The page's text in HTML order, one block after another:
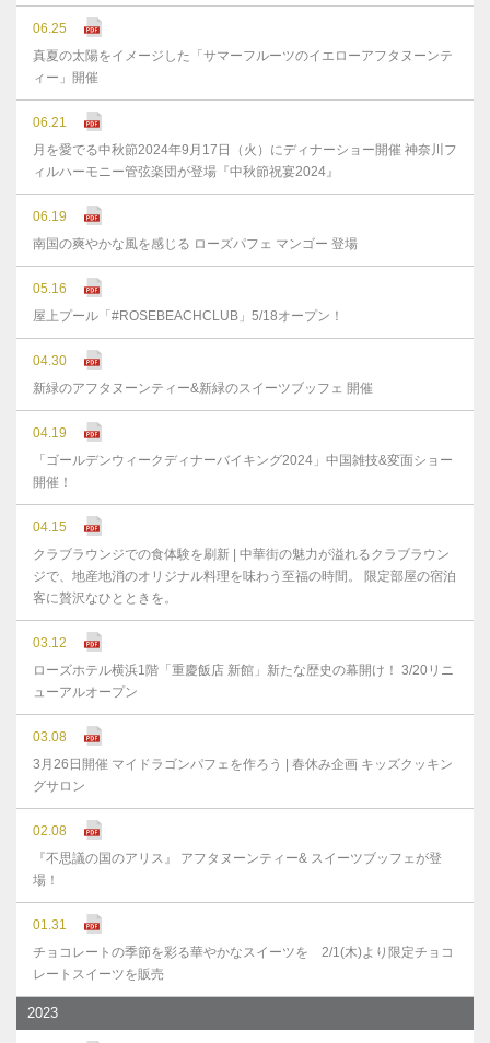
06.25
真夏の太陽をイメージした「サマーフルーツのイエローアフタヌーンテ
ィー」開催
06.21
月を愛でる中秋節2024年9月17日（火）にディナーショー開催 神奈川フ
ィルハーモニー管弦楽団が登場『中秋節祝宴2024』
06.19
南国の爽やかな風を感じる ローズパフェ マンゴー 登場
05.16
屋上プール「#ROSEBEACHCLUB」5/18オープン！
04.30
新緑のアフタヌーンティー&新緑のスイーツブッフェ 開催
04.19
「ゴールデンウィークディナーバイキング2024」中国雑技&変面ショー
開催！
04.15
クラブラウンジでの食体験を刷新 | 中華街の魅力が溢れるクラブラウン
ジで、地産地消のオリジナル料理を味わう至福の時間。 限定部屋の宿泊
客に贅沢なひとときを。
03.12
ローズホテル横浜1階「重慶飯店 新館」新たな歴史の幕開け！ 3/20リニ
ューアルオープン
03.08
3月26日開催 マイドラゴンパフェを作ろう | 春休み企画 キッズクッキン
グサロン
02.08
『不思議の国のアリス』 アフタヌーンティー& スイーツブッフェが登
場！
01.31
チョコレートの季節を彩る華やかなスイーツを 2/1(木)より限定チョコ
レートスイーツを販売
2023